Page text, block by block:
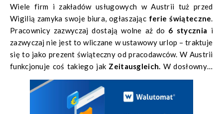
Wiele firm i zakładów usługowych w Austrii tuż przed
Wigilią zamyka swoje biura, ogłaszając ferie świąteczne.
Pracownicy zazwyczaj dostają wolne aż do 6 stycznia i
zazwyczaj nie jest to wliczane w ustawowy urlop – traktuje
się to jako prezent świąteczny od pracodawców. W Austrii
funkcjonuje coś takiego jak Zeitausgleich. W dosłownym
tłumaczeniu towyrównanie/spłata czasu, jest
odpowiednikiem nadgodzin.